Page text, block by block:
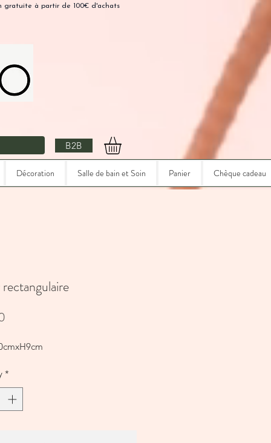
gratuite à partir de 100€ d'achats
B2B
Décoration Salle de bain et Soin Panier Chèque cadeau
rectangulaire
*